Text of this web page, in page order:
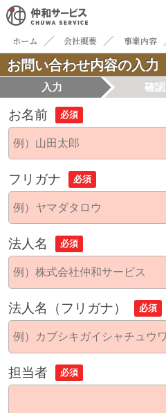
ホーム 会社概要 事業内容
お問い合わせ内容の入力
入力 確認
お名前 必須
フリガナ 必須
法人名 必須
法人名（フリガナ） 必須
担当者 必須